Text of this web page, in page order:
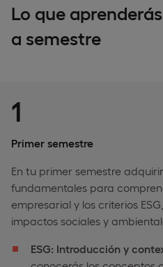
Lo que
a semestre
1
Primer semestre
En tu primer semestre
fundamentales para
empresarial y los criterios
impactos sociales y
ESG: Introducción y